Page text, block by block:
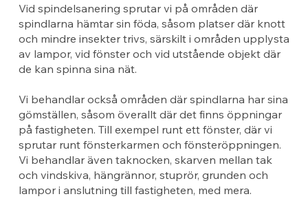
Vid spindelsanering sprutar vi på områden där
spindlarna hämtar sin föda, såsom platser där knott
och mindre insekter trivs, särskilt i områden upplysta
av lampor, vid fönster och vid utstående objekt där
de kan spinna sina nät.
Vi behandlar också områden där spindlarna har sina
gömställen, såsom överallt där det finns öppningar
på fastigheten. Till exempel runt ett fönster, där vi
sprutar runt fönsterkarmen och fönsteröppningen.
Vi behandlar även taknocken, skarven mellan tak
och vindskiva, hängrännor, stuprör, grunden och
lampor i anslutning till fastigheten, med mera.